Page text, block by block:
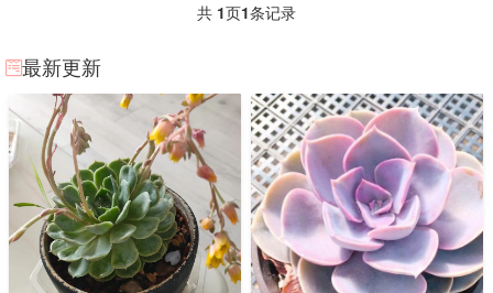
共 1页1条记录
最新更新